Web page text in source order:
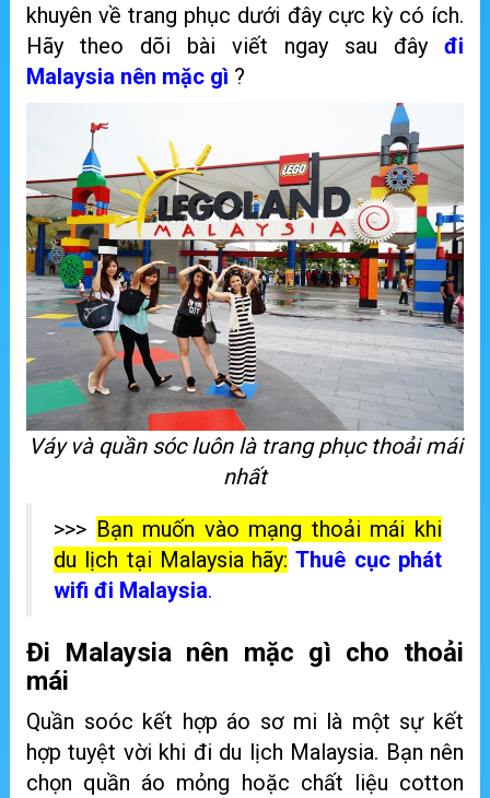
khuyên về trang phục dưới đây cực kỳ có ích.
Hãy theo dõi bài viết ngay sau đây đi
Malaysia nên mặc gì ?
Váy và quần sóc luôn là trang phục thoải mái
nhất
>>> Bạn muốn vào mạng thoải mái khi
du lịch tại Malaysia hãy: Thuê cục phát
wifi đi Malaysia.
Đi Malaysia nên mặc gì cho thoải
mái
Quần soóc kết hợp áo sơ mi là một sự kết
hợp tuyệt vời khi đi du lịch Malaysia. Bạn nên
chọn quần áo mỏng hoặc chất liệu cotton